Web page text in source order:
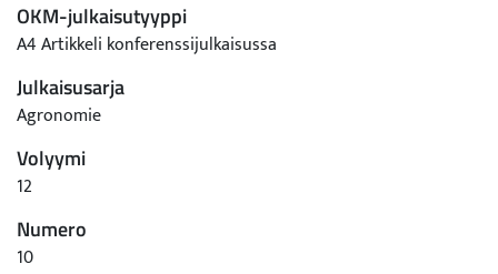
OKM-julkaisutyyppi
A4 Artikkeli konferenssijulkaisussa
Julkaisusarja
Agronomie
Volyymi
12
Numero
10